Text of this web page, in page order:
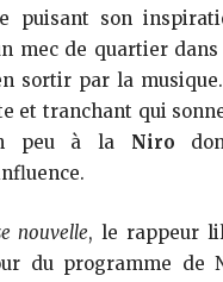
puisant son
mec de quartier
sortir par la
et tranchant qui
peu à la Niro
nouvelle, le rappeur
du programme de